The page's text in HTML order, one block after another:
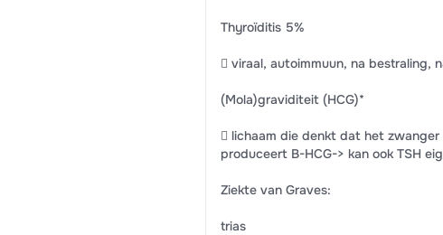
Thyroïditis 5%
 viraal, autoimmuun, na bestraling,
(Mola)graviditeit (HCG)*
 lichaam die denkt dat het
produceert B-HCG-> kan ook TSH
Ziekte van Graves:
trias